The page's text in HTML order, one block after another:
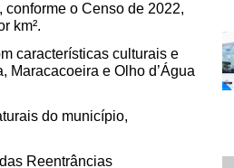
o Censo de 2022,
km².
características culturais e
Maracacoeira e Olho d’Água
do município,
Reentrâncias